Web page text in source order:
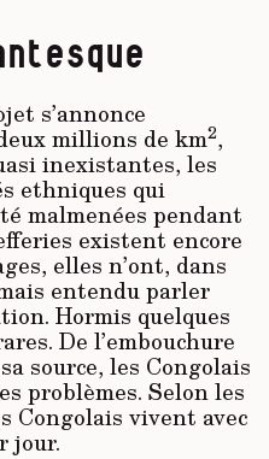
s’annonce
millions de km2,
inexistantes, les
ethniques qui
malmenées pendant
existent encore
elles n’ont, dans
entendu parler
Hormis quelques
De l’embouchure
source, les Congolais
problèmes. Selon les
Congolais vivent avec
jour.